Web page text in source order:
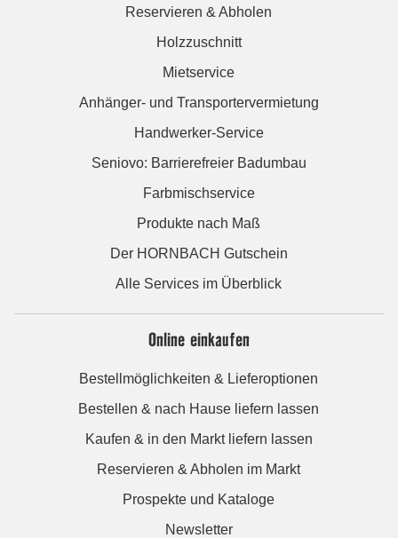
Reservieren & Abholen
Holzzuschnitt
Mietservice
Anhänger- und Transportervermietung
Handwerker-Service
Seniovo: Barrierefreier Badumbau
Farbmischservice
Produkte nach Maß
Der HORNBACH Gutschein
Alle Services im Überblick
Online einkaufen
Bestellmöglichkeiten & Lieferoptionen
Bestellen & nach Hause liefern lassen
Kaufen & in den Markt liefern lassen
Reservieren & Abholen im Markt
Prospekte und Kataloge
Newsletter